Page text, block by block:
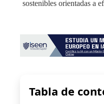
Tabla de